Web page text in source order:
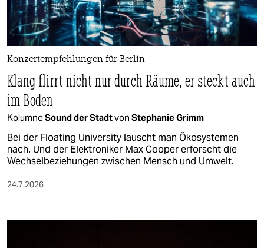
Konzertempfehlungen für Berlin
Klang flirrt nicht nur durch Räume, er steckt auch
im Boden
KolumneSound der Stadtvon Stephanie Grimm
Bei der Floating University lauscht man Ökosystemen
nach. Und der Elektroniker Max Cooper erforscht die
Wechselbeziehungen zwischen Mensch und Umwelt.
24.7.2026